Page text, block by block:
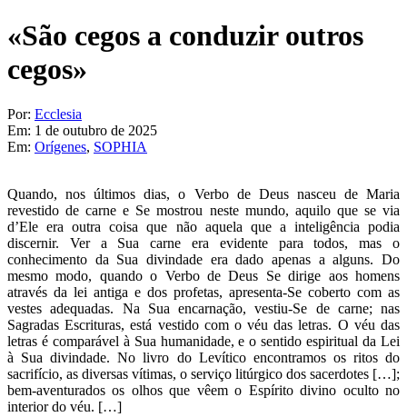
«São cegos a conduzir outros
cegos»
Por: Ecclesia
Em: 1 de outubro de 2025
Em: Orígenes, SOPHIA
Quando, nos últimos dias, o Verbo de Deus nasceu de Maria
revestido de carne e Se mostrou neste mundo, aquilo que se via
d’Ele era outra coisa que não aquela que a inteligência podia
discernir. Ver a Sua carne era evidente para todos, mas o
conhecimento da Sua divindade era dado apenas a alguns. Do
mesmo modo, quando o Verbo de Deus Se dirige aos homens
através da lei antiga e dos profetas, apresenta-Se coberto com as
vestes adequadas. Na Sua encarnação, vestiu-Se de carne; nas
Sagradas Escrituras, está vestido com o véu das letras. O véu das
letras é comparável à Sua humanidade, e o sentido espiritual da Lei
à Sua divindade. No livro do Levítico encontramos os ritos do
sacrifício, as diversas vítimas, o serviço litúrgico dos sacerdotes […];
bem-aventurados os olhos que vêem o Espírito divino oculto no
interior do véu. […]